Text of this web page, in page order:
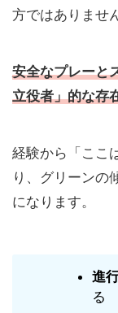
方ではありませ
安全なプレーと
立役者」的な存
経験から「ここ
り、グリーンの
になります。
進
る